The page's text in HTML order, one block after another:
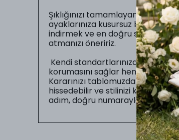
Şıklığınızı tamamlayan en
ayaklarınıza kusursuz bir şekilde
indirmek ve en doğru seçimi
atmanızı öneririz.
Kendi standartlarınıza uygun
korumasını sağlar hem de sizin
Kararınızı tablomuzdaki ölçüler
hissedebilir ve stilinizi kusursuz
adım, doğru numarayla başlar.